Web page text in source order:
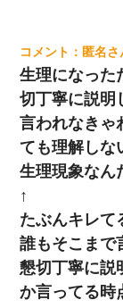
匿名
生理になった
切丁寧に説明
言われなきゃ
ても理解しな
生理現象なん
↑
たぶんキレて
誰もそこまで
懇切丁寧に説
か言ってる時